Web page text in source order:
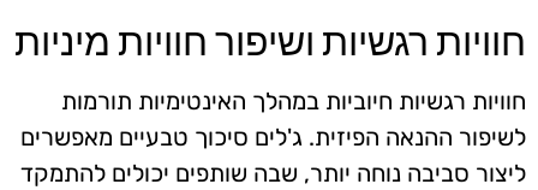
חוויות רגשיות ושיפור חוויות מיניות
חוויות רגשיות חיוביות במהלך האינטימיות תורמות
לשיפור ההנאה הפיזית. ג'לים סיכוך טבעיים מאפשרים
ליצור סביבה נוחה יותר, שבה שותפים יכולים להתמקד